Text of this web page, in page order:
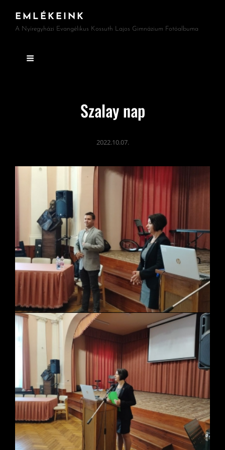
EMLÉKEINK
A Nyíregyházi Evangélikus Kossuth Lajos Gimnázium Fotóalbuma
Szalay nap
2022.10.07.